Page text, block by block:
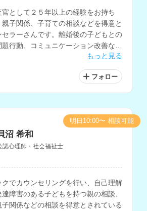
として２５年以上の経験をお持ち
子関係、子育ての相談などを得意と
セラーさんです。離婚後の子どもとの
行動、コミュニケーション改善など
もっと見る
フォロー
沼 希和
認心理師・社会福祉士
クでカウンセリングを行い、自己理解
障害のある子どもを持つ親の相談、
関係などの相談を得意とされている
明日10:00〜 相談可能